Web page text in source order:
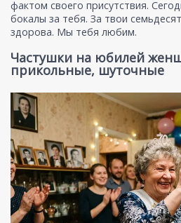
фактом своего присутствия.
бокалы за тебя. За твои
здорова. Мы тебя любим.
Частушки на юбилей
прикольные, шуточные